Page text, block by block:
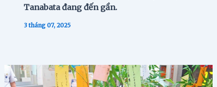
Tanabata đang đến gần.
3 tháng 07, 2025